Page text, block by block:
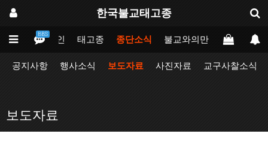
한국불교태고종
BBS
메인 태고종 종단소식 불교와의만남 업무포털
공지사항 행사소식 보도자료 사진자료 교구사찰소식
보도자료